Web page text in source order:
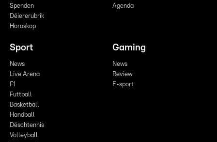
Spenden
Déiererubrik
Horoskop
Agenda
Sport
News
Live Arena
F1
Futtball
Basketball
Handball
Dëschtennis
Volleyball
Gaming
News
Review
E-sport